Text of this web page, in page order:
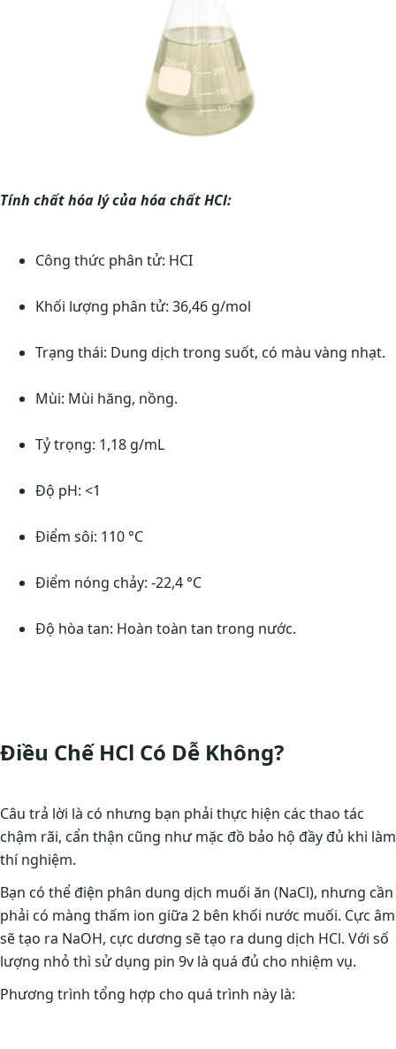
Tính chất hóa lý của hóa chất HCl:
Công thức phân tử: HCI
Khối lượng phân tử: 36,46 g/mol
Trạng thái: Dung dịch trong suốt, có màu vàng nhạt.
Mùi: Mùi hăng, nồng.
Tỷ trọng: 1,18 g/mL
Độ pH: <1
Điểm sôi: 110 °C
Điểm nóng chảy: -22,4 °C
Độ hòa tan: Hoàn toàn tan trong nước.
Điều Chế HCl Có Dễ Không?
Câu trả lời là có nhưng bạn phải thực hiện các thao tác
chậm rãi, cẩn thận cũng như mặc đồ bảo hộ đầy đủ khi làm
thí nghiệm.
Bạn có thể điện phân dung dịch muối ăn (NaCl), nhưng cần
phải có màng thấm ion giữa 2 bên khối nước muối. Cực âm
sẽ tạo ra NaOH, cực dương sẽ tạo ra dung dịch HCl. Với số
lượng nhỏ thì sử dụng pin 9v là quá đủ cho nhiệm vụ.
Phương trình tổng hợp cho quá trình này là: